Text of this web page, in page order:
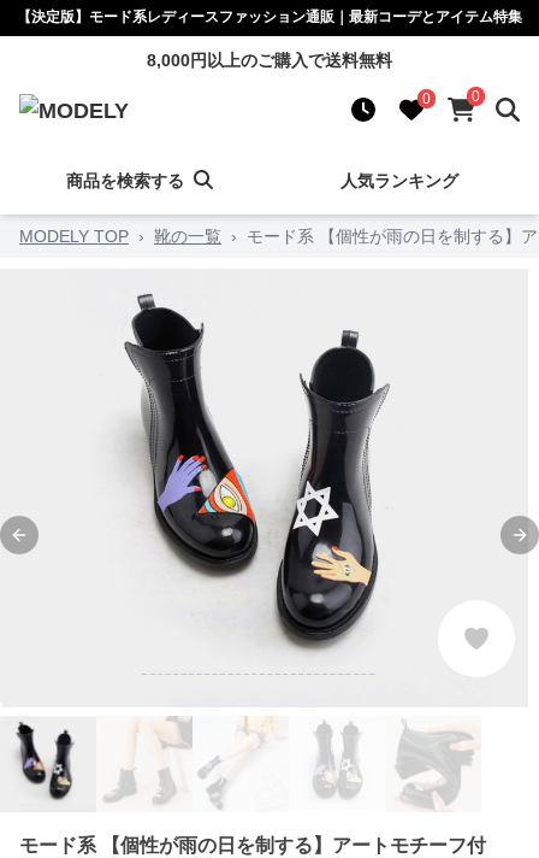
【決定版】モード系レディースファッション通販｜最新コーデとアイテム特集
8,000円以上のご購入で送料無料
0 0
商品を検索する 人気ランキング
MODELY TOP › 靴の一覧 › モード系 【個性が雨の日を制する】
Previous slide
モード系 【個性が雨の日を制する】アートモチーフ付